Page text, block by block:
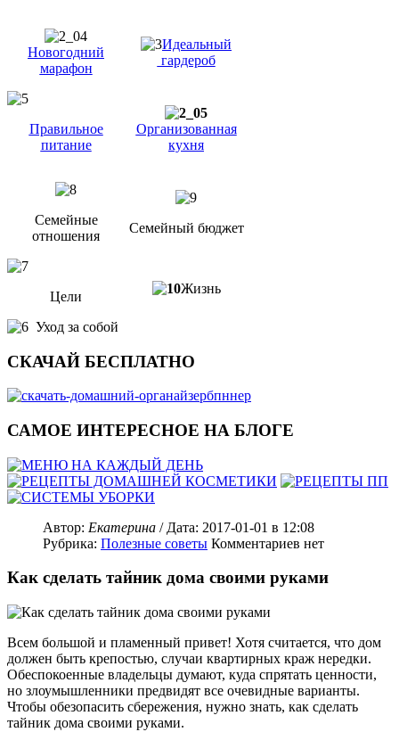
Новогодний
марафон
Идеальный
гардероб
Правильное
питание
Организованная
кухня
Семейные
отношения
Семейный бюджет
Цели
Жизнь
Уход за собой
СКАЧАЙ БЕСПЛАТНО
САМОЕ ИНТЕРЕСНОЕ НА БЛОГЕ
Автор: Екатерина / Дата: 2017-01-01 в 12:08
Рубрика: Полезные советы Комментариев нет
Как сделать тайник дома своими руками
Всем большой и пламенный привет! Хотя считается, что дом
должен быть крепостью, случаи квартирных краж нередки.
Обеспокоенные владельцы думают, куда спрятать ценности,
но злоумышленники предвидят все очевидные варианты.
Чтобы обезопасить сбережения, нужно знать, как сделать
тайник дома своими руками.